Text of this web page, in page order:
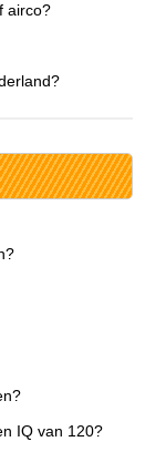
airco?
IQ van 120?